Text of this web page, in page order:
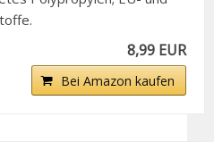
8,99 EUR
Bei Amazon kaufen